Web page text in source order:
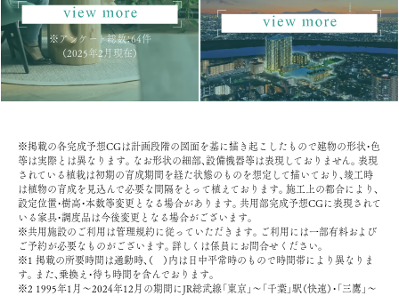
※アンケート総数：64件
（2025年2月現在）
売主
※掲載の各完成予想CGは計画段階の図面を基に描き起こしたもので建物の形状・色
等は実際とは異なります。なお形状の細部、設備機器等は表現しておりません。表現
されている植栽は初期の育成期間を経た状態のものを想定して描いており、竣工時
は植物の育成を見込んで必要な間隔をとって植えております。施工上の都合により、
設定位置・樹高・本数等変更となる場合があります。共用部完成予想CGに表現されて
いる家具・調度品は今後変更となる場合がございます。
※共用施設のご利用は管理規約に従っていただきます。ご利用には一部有料および
ご予約が必要なものがございます。詳しくは係員にお問合せください。
※1 掲載の所要時間は通勤時、（ ）内は日中平常時のもので時間帯により異なりま
す。また、乗換え・待ち時間を含んでおります。
※2 1995年1月～2024年12月の期間にJR総武線「東京」～「千葉」駅（快速）・「三鷹」～